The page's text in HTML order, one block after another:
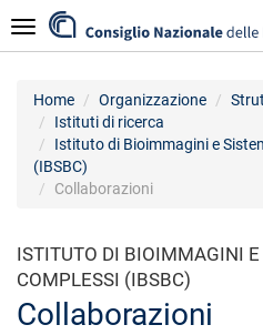
al
contenuto
Navigazione
Home Organizzazione
Istituti di ricerca
Istituto di Bioimmagini e
(IBSBC)
Collaborazioni
ISTITUTO DI BIOIMMAGINI
COMPLESSI (IBSBC)
Collaborazioni